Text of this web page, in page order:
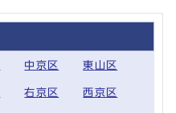
中京区 東山区
右京区 西京区